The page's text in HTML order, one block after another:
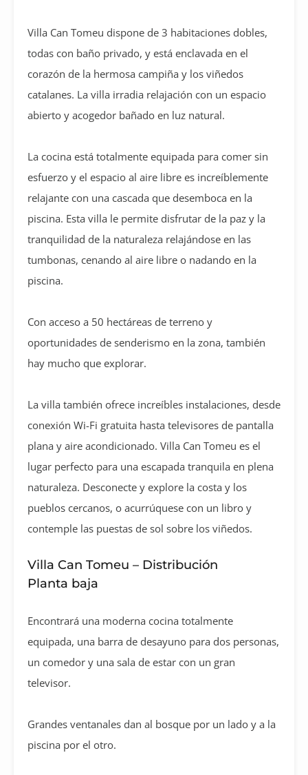
Villa Can Tomeu dispone de 3 habitaciones dobles,
todas con baño privado, y está enclavada en el
corazón de la hermosa campiña y los viñedos
catalanes. La villa irradia relajación con un espacio
abierto y acogedor bañado en luz natural.
La cocina está totalmente equipada para comer sin
esfuerzo y el espacio al aire libre es increíblemente
relajante con una cascada que desemboca en la
piscina. Esta villa le permite disfrutar de la paz y la
tranquilidad de la naturaleza relajándose en las
tumbonas, cenando al aire libre o nadando en la
piscina.
Con acceso a 50 hectáreas de terreno y
oportunidades de senderismo en la zona, también
hay mucho que explorar.
La villa también ofrece increíbles instalaciones, desde
conexión Wi-Fi gratuita hasta televisores de pantalla
plana y aire acondicionado. Villa Can Tomeu es el
lugar perfecto para una escapada tranquila en plena
naturaleza. Desconecte y explore la costa y los
pueblos cercanos, o acurrúquese con un libro y
contemple las puestas de sol sobre los viñedos.
Villa Can Tomeu – Distribución
Planta baja
Encontrará una moderna cocina totalmente
equipada, una barra de desayuno para dos personas,
un comedor y una sala de estar con un gran
televisor.
Grandes ventanales dan al bosque por un lado y a la
piscina por el otro.